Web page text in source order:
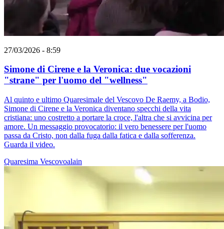
27/03/2026 - 8:59
Simone di Cirene e la Veronica: due vocazioni
"strane" per l'uomo del "wellness"
Al quinto e ultimo Quaresimale del Vescovo De Raemy, a Bodio,
Simone di Cirene e la Veronica diventano specchi della vita
cristiana: uno costretto a portare la croce, l'altra che si avvicina per
amore. Un messaggio provocatorio: il vero benessere per l'uomo
passa da Cristo, non dalla fuga dalla fatica e dalla sofferenza.
Guarda il video.
Quaresima Vescovoalain